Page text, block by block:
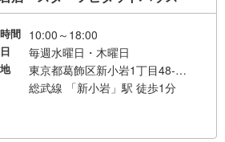
間 10:00～18:00
毎週水曜日・木曜日
東京都葛飾区新小岩1丁目48-8 イトービル 2階
総武線 「新小岩」駅 徒歩1分